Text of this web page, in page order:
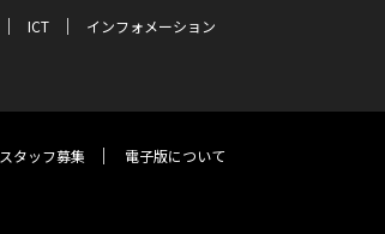
ICT
インフォメーション
スタッフ募集 電子版について